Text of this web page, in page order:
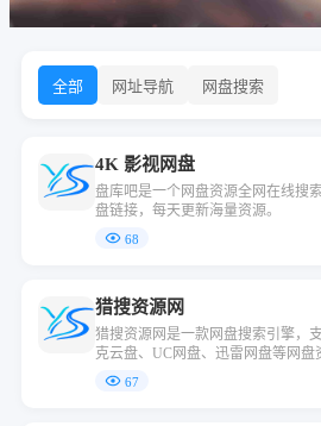
全部 网址导航 网盘搜索
4K 影视网盘
盘库吧是一个网盘资源全网在线搜
盘链接，每天更新海量资源。
68
猎搜资源网
猎搜资源网是一款网盘搜索引擎，
克云盘、UC网盘、迅雷网盘等网
索，影视搜索，学习资料，单机游
67